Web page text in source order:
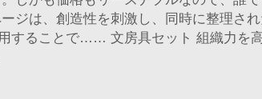
ジは、創造性を刺激し、同時に整理さ
用することで…… 文房具セット 組織力を